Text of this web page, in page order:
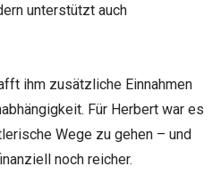
unterstützt auch
ihm zusätzliche Einnahmen
Für Herbert war es
Wege zu gehen – und
noch reicher.